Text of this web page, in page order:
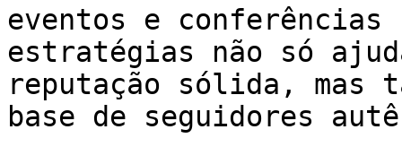
eventos e
estratégias não só
reputação sólida, mas
base de seguidores